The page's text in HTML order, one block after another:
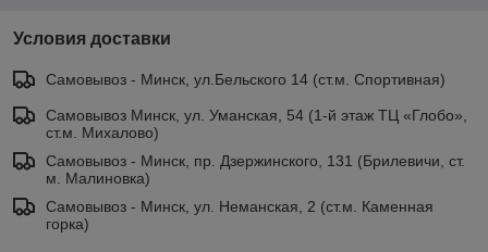
Условия доставки
Самовывоз - Минск, ул.Бельского 14 (ст.м. Спортивная)
Самовывоз Минск, ул. Уманская, 54 (1-й этаж ТЦ «Глобо»,
ст.м. Михалово)
Самовывоз - Минск, пр. Дзержинского, 131 (Брилевичи, ст.
м. Малиновка)
Самовывоз - Минск, ул. Неманская, 2 (ст.м. Каменная
горка)